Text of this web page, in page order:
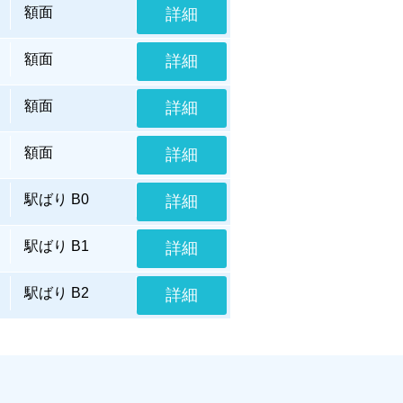
額面 詳細
額面 詳細
額面 詳細
額面 詳細
駅ばり B0 詳細
駅ばり B1 詳細
駅ばり B2 詳細